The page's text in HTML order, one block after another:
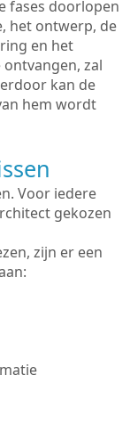
fases doorlopen
het ontwerp, de
en het
zal
kan de
hem wordt
Voor iedere
gekozen
zijn er een